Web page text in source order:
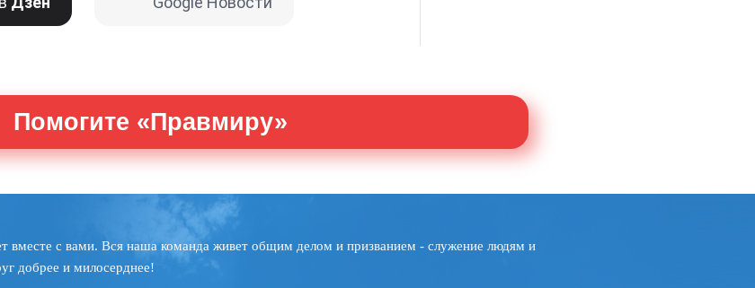
Помогите «Правмиру»
вместе с вами. Вся наша команда живет общим делом и призванием - служение людям и
добрее и милосерднее!